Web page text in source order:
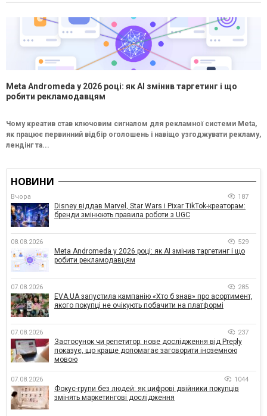
Meta Andromeda у 2026 році: як AI змінив таргетинг і що
робити рекламодавцям
Чому креатив став ключовим сигналом для рекламної системи Meta,
як працює первинний відбір оголошень і навіщо узгоджувати рекламу,
лендінг та...
НОВИНИ
Вчора 187
Disney віддав Marvel, Star Wars і Pixar TikTok-креаторам:
бренди змінюють правила роботи з UGC
08.08.2026 529
Meta Andromeda у 2026 році: як AI змінив таргетинг і що
робити рекламодавцям
07.08.2026 285
EVA.UA запустила кампанію «Хто б знав» про асортимент,
якого покупці не очікують побачити на платформі
07.08.2026 237
Застосунок чи репетитор: нове дослідження від Preply
показує, що краще допомагає заговорити іноземною
мовою
07.08.2026 1044
Фокус-групи без людей: як цифрові двійники покупців
змінять маркетингові дослідження